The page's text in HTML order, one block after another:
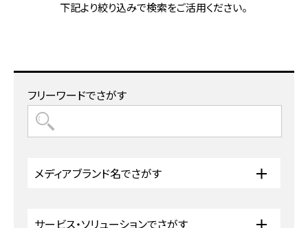
下記より絞り込みで検索をご活⽤ください。
フリーワードでさがす
メディアブランド名でさがす
サービス・ソリューションでさがす